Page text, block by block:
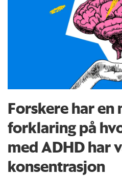
Forskere har en
forklaring på
med ADHD har
konsentrasjon